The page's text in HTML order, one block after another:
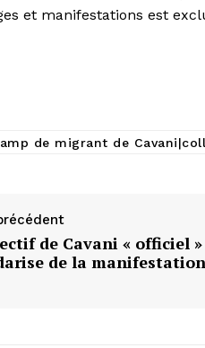
et manifestations est
de migrant de
de Cavani « officiel »
de la